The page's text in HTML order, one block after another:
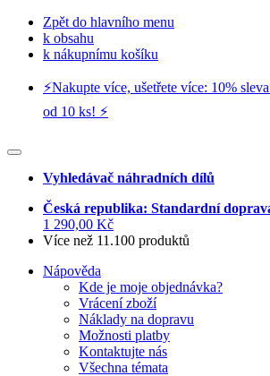
Zpět do hlavního menu
k obsahu
k nákupnímu košíku
⚡️Nakupte více, ušetřete více: 10%
od 10 ks! ⚡️
Vyhledávač náhradních dílů
Česká republika: Standardní
1 290,00 Kč
Více než 11.100 produktů
Nápověda
Kde je moje objednávka?
Vrácení zboží
Náklady na dopravu
Možnosti platby
Kontaktujte nás
Všechna témata